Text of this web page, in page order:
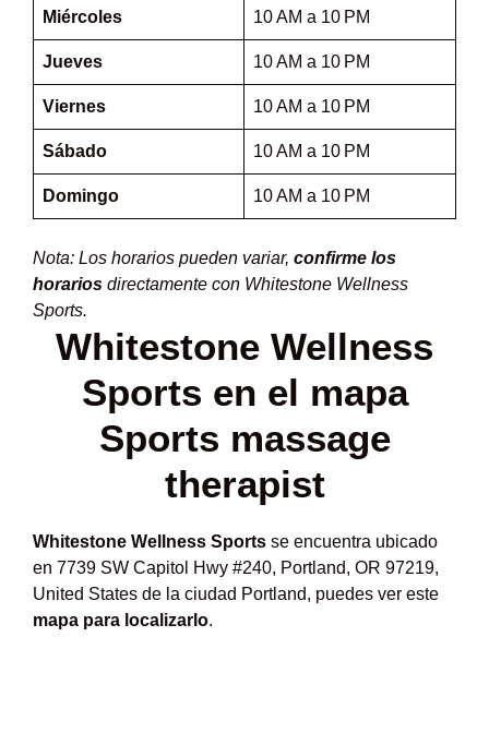
Miércoles 10 AM a 10 PM
Jueves 10 AM a 10 PM
Viernes 10 AM a 10 PM
Sábado 10 AM a 10 PM
Domingo 10 AM a 10 PM
Nota: Los horarios pueden variar, confirme los
horarios directamente con Whitestone Wellness
Sports.
Whitestone Wellness
Sports en el mapa
Sports massage
therapist
Whitestone Wellness Sports se encuentra ubicado
en 7739 SW Capitol Hwy #240, Portland, OR 97219,
United States de la ciudad Portland, puedes ver este
mapa para localizarlo.